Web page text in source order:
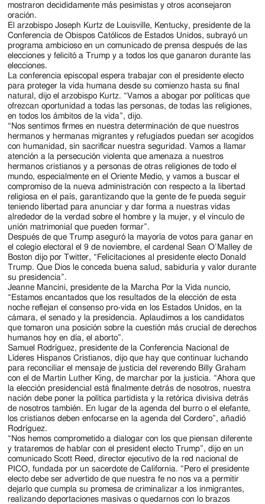
mostraron decididamente más pesimistas y otros aconsejaron
oración.
El arzobispo Joseph Kurtz de Louisville, Kentucky, presidente de la
Conferencia de Obispos Católicos de Estados Unidos, subrayó un
programa ambicioso en un comunicado de prensa después de las
elecciones y felicitó a Trump y a todos los que ganaron durante las
elecciones.
La conferencia episcopal espera trabajar con el presidente electo
para proteger la vida humana desde su comienzo hasta su final
natural, dijo el arzobispo Kurtz. “Vamos a abogar por políticas que
ofrezcan oportunidad a todas las personas, de todas las religiones,
en todos los ámbitos de la vida”, dijo.
“Nos sentimos firmes en nuestra determinación de que nuestros
hermanos y hermanas migrantes y refugiados puedan ser acogidos
con humanidad, sin sacrificar nuestra seguridad. Vamos a llamar
atención a la persecución violenta que amenaza a nuestros
hermanos cristianos y a personas de otras religiones de todo el
mundo, especialmente en el Oriente Medio, y vamos a buscar el
compromiso de la nueva administración con respecto a la libertad
religiosa en el país, garantizando que la gente de fe pueda seguir
teniendo libertad para anunciar y dar forma a nuestras vidas
alrededor de la verdad sobre el hombre y la mujer, y el vínculo de
unión matrimonial que pueden formar”.
Después de que Trump aseguró la mayoría de votos para ganar en
el colegio electoral el 9 de noviembre, el cardenal Sean O’Malley de
Boston dijo por Twitter, “Felicitaciones al presidente electo Donald
Trump. Que Dios le conceda buena salud, sabiduría y valor durante
su presidencia”.
Jeanne Mancini, presidente de la Marcha Por la Vida nuncio,
“Estamos encantados que los resultados de la elección de esta
noche reflejan el consenso pro-vida en los Estados Unidos, en la
cámara, el senado y la presidencia. Aplaudimos a los candidatos
que tomaron una posición sobre la cuestión más crucial de derechos
humanos hoy en día, el aborto”.
Samuel Rodríguez, presidente de la Conferencia Nacional de
Líderes Hispanos Cristianos, dijo que hay que continuar luchando
para reconciliar el mensaje de justicia del reverendo Billy Graham
con el de Martin Luther King, de marchar por la justicia. “Ahora que
la elección presidencial está finalmente detrás de nosotros, nuestra
nación debe poner la política partidista y la retórica divisiva detrás
de nosotros también. En lugar de la agenda del burro o el elefante,
los cristianos deben enfocarse en la agenda del Cordero”, añadió
Rodríguez.
“Nos hemos comprometido a dialogar con los que piensan diferente
y trataremos de hablar con el president electo Trump”, dijo en un
comunicado Scott Reed, director ejecutivo de la red nacional de
PICO, fundada por un sacerdote de California. “Pero el presidente
electo debe ser advertido de que nuestra fe no nos va a permitir
dejarlo que cumpla su promesa de criminalizar a los inmigrantes,
realizando deportaciones masivas o quedarnos con lo brazos